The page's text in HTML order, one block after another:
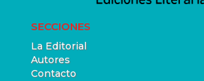
SECCIONES
La Editorial
Autores
Contacto